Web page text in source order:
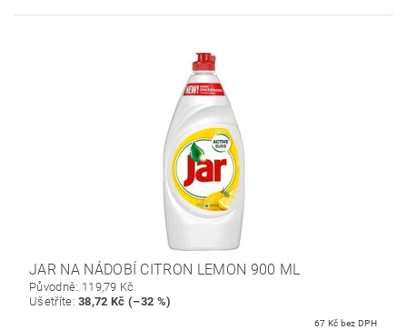
JAR NA NÁDOBÍ CITRON LEMON 900 ML
Původně: 119,79 Kč
Ušetříte:38,72 Kč (–32 %)
67 Kč bez DPH